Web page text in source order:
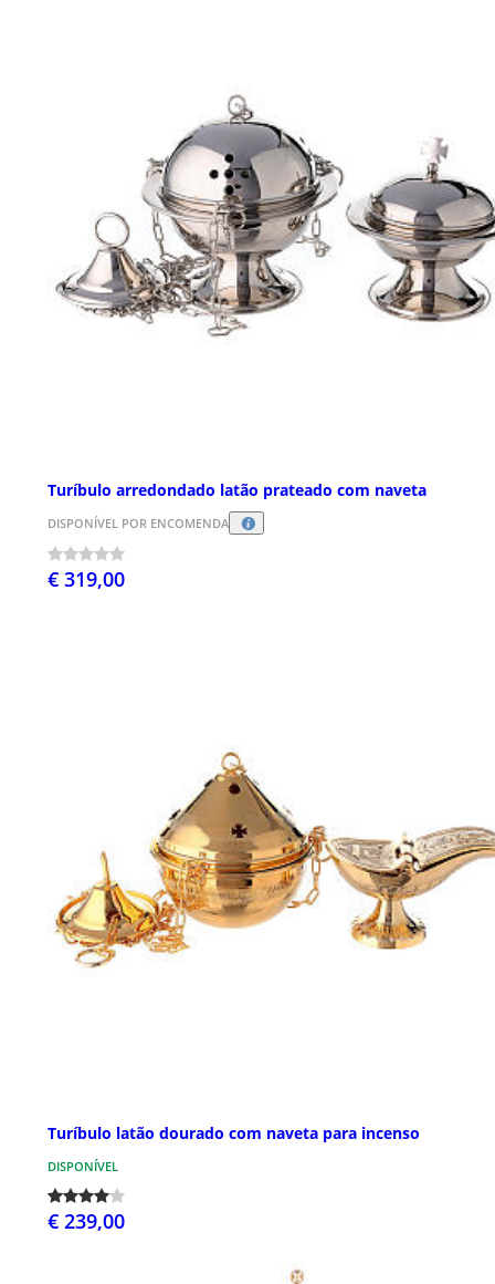
Turíbulo arredondado latão prateado com naveta
DISPONÍVEL POR ENCOMENDA
€ 319,00
Turíbulo latão dourado com naveta para incenso
DISPONÍVEL
€ 239,00